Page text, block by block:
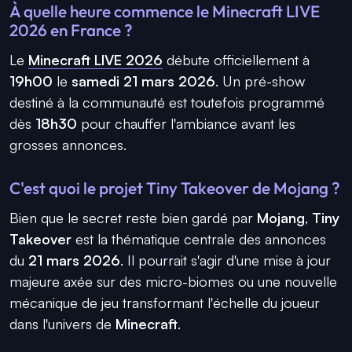
À quelle heure commence le Minecraft LIVE
2026 en France ?
Le Minecraft LIVE 2026 débute officiellement à
19h00 le samedi 21 mars 2026. Un pré-show
destiné à la communauté est toutefois programmé
dès 18h30 pour chauffer l'ambiance avant les
grosses annonces.
C'est quoi le projet Tiny Takeover de Mojang ?
Bien que le secret reste bien gardé par Mojang, Tiny
Takeover est la thématique centrale des annonces
du 21 mars 2026. Il pourrait s'agir d'une mise à jour
majeure axée sur des micro-biomes ou une nouvelle
mécanique de jeu transformant l'échelle du joueur
dans l'univers de Minecraft.